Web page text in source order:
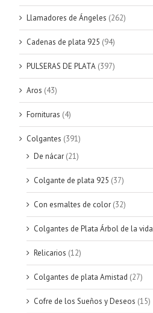
Llamadores de Ángeles (262)
Cadenas de plata 925 (94)
PULSERAS DE PLATA (397)
Aros (43)
Fornituras (4)
Colgantes (391)
De nácar (21)
Colgante de plata 925 (37)
Con esmaltes de color (32)
Colgantes de Plata Árbol de la vida
Relicarios (12)
Colgantes de plata Amistad (27)
Cofre de los Sueños y Deseos (15)